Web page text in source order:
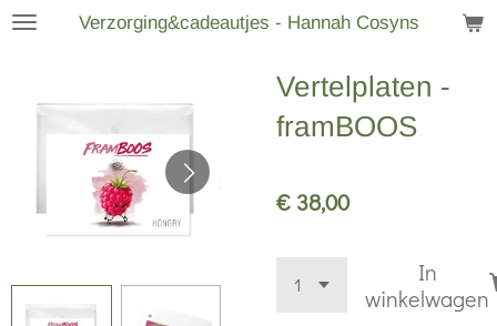
Ga
hoofdinhoud
Verzorging&cadeautjes - Hannah Cosyns
Vertelplaten -
framBOOS
€ 38,00
In
winkelwagen